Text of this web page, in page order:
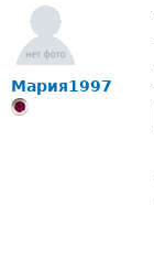
Мария1997